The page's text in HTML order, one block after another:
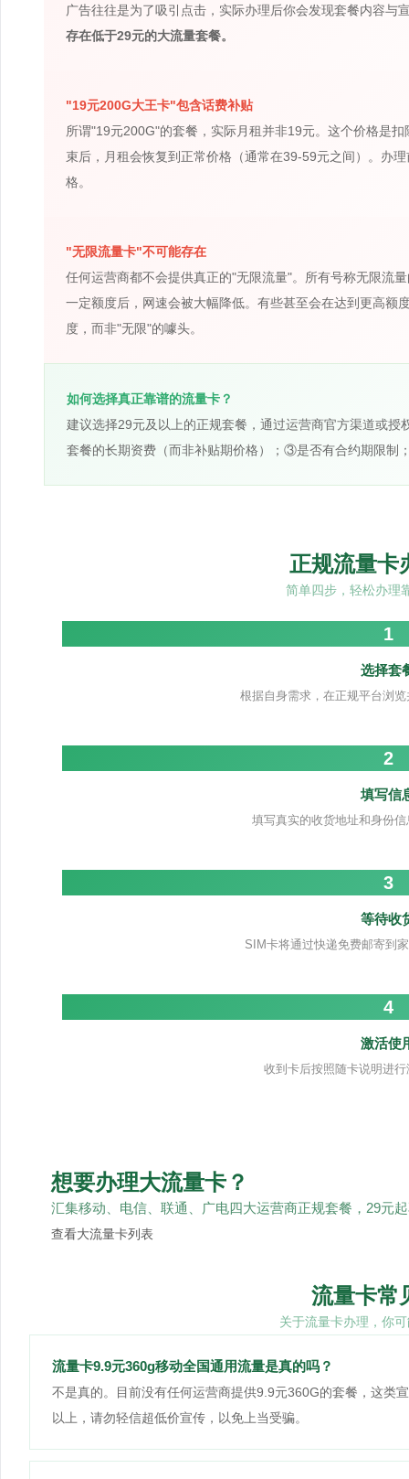
广告往往是为了吸引点击，实际办理后你会发现套餐内容与
存在低于29元的大流量套餐。
"19元200G大王卡"包含话费补贴
所谓"19元200G"的套餐，实际月租并非19元。这个价格是
束后，月租会恢复到正常价格（通常在39-59元之间）。办
格。
"无限流量卡"不可能存在
任何运营商都不会提供真正的"无限流量"。所有号称无限
一定额度后，网速会被大幅降低。有些甚至会在达到更高额
度，而非"无限"的噱头。
如何选择真正靠谱的流量卡？
建议选择29元及以上的正规套餐，通过运营商官方渠道或
套餐的长期资费（而非补贴期价格）；③是否有合约期限制
正规流量卡
简单四步，轻松办理
1
选择套
根据自身需求，在正规平台浏
2
填写信
填写真实的收货地址和身份
3
等待收
SIM卡将通过快递免费邮寄到
4
激活使
收到卡后按照随卡说明进
想要办理大流量卡？
汇集移动、电信、联通、广电四大运营商正规套餐，29元
查看大流量卡列表
流量卡常
关于流量卡办理，你
流量卡9.9元360g移动全国通用流量是真的吗？
不是真的。目前没有任何运营商提供9.9元360G的套餐，这类
以上，请勿轻信超低价宣传，以免上当受骗。